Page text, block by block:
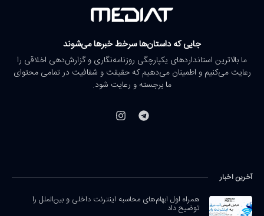
جایی که داستان‌ها سرخط خبرها می‌شوند
ما بالاترین استانداردهای یکپارچگی روزنامه‌نگاری و گزارش‌دهی اخلاقی را
رعایت می‌کنیم و اطمینان می‌دهیم که حقیقت و شفافیت در تمامی محتوای
ما برجسته و رعایت شود.
آخرین اخبار
همراه اول ابهام‌های محاسبه اینترنت داخلی و بین‌الملل را
توضیح داد